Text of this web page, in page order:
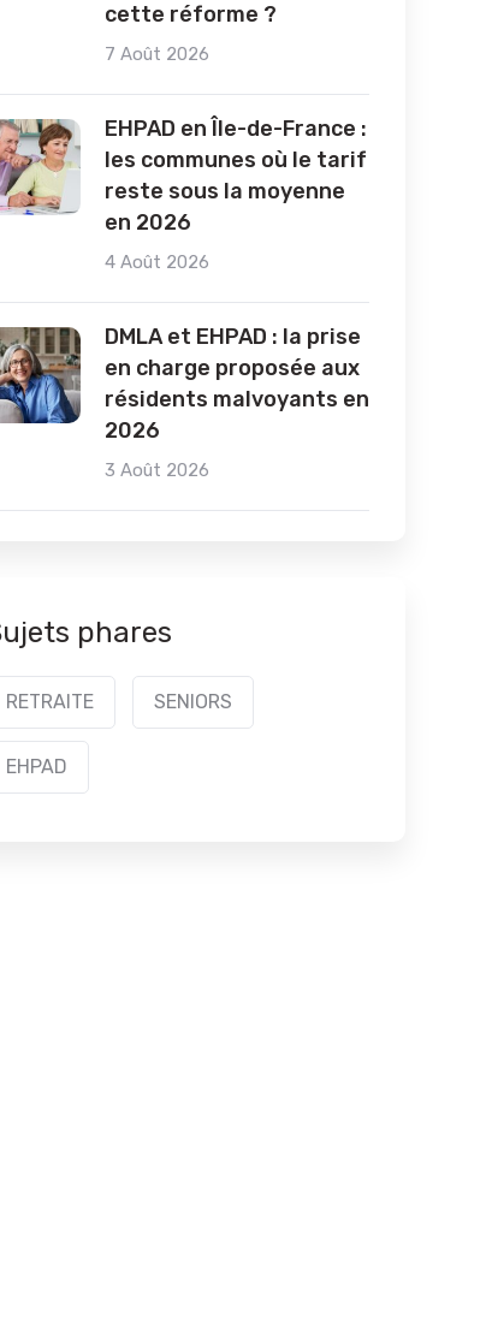
cette réforme ?
7 Août 2026
EHPAD en Île-de-France :
les communes où le tarif
reste sous la moyenne
en 2026
4 Août 2026
DMLA et EHPAD : la prise
en charge proposée aux
résidents malvoyants en
2026
3 Août 2026
phares
RETRAITE SENIORS
EHPAD